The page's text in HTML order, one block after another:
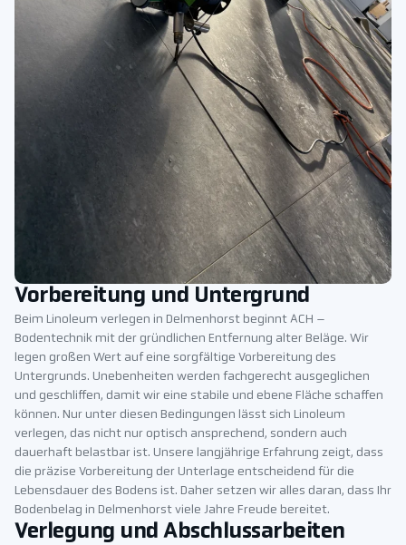
Vorbereitung und Untergrund
Beim Linoleum verlegen in Delmenhorst beginnt ACH –
Bodentechnik mit der gründlichen Entfernung alter Beläge. Wir
legen großen Wert auf eine sorgfältige Vorbereitung des
Untergrunds. Unebenheiten werden fachgerecht ausgeglichen
und geschliffen, damit wir eine stabile und ebene Fläche schaffen
können. Nur unter diesen Bedingungen lässt sich Linoleum
verlegen, das nicht nur optisch ansprechend, sondern auch
dauerhaft belastbar ist. Unsere langjährige Erfahrung zeigt, dass
die präzise Vorbereitung der Unterlage entscheidend für die
Lebensdauer des Bodens ist. Daher setzen wir alles daran, dass Ihr
Bodenbelag in Delmenhorst viele Jahre Freude bereitet.
Verlegung und Abschlussarbeiten